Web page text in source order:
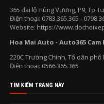
365 đại lộ Hùng Vương, P9, Tp
Điện thoại: 0783.365.365 -
Website: https://
Hoa Mai Auto - Auto365 Cam
220C Trường Chinh, Tổ dân phố
Điện thoại: 0566.365.365
TÌM KIẾM TRANG NÀY